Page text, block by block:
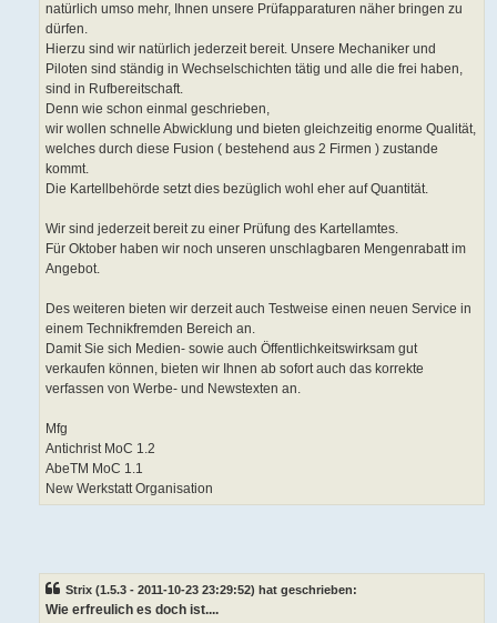
natürlich umso mehr, Ihnen unsere Prüfapparaturen näher bringen zu
dürfen.
Hierzu sind wir natürlich jederzeit bereit. Unsere Mechaniker und
Piloten sind ständig in Wechselschichten tätig und alle die frei haben,
sind in Rufbereitschaft.
Denn wie schon einmal geschrieben,
wir wollen schnelle Abwicklung und bieten gleichzeitig enorme Qualität,
welches durch diese Fusion ( bestehend aus 2 Firmen ) zustande
kommt.
Die Kartellbehörde setzt dies bezüglich wohl eher auf Quantität.
Wir sind jederzeit bereit zu einer Prüfung des Kartellamtes.
Für Oktober haben wir noch unseren unschlagbaren Mengenrabatt im
Angebot.
Des weiteren bieten wir derzeit auch Testweise einen neuen Service in
einem Technikfremden Bereich an.
Damit Sie sich Medien- sowie auch Öffentlichkeitswirksam gut
verkaufen können, bieten wir Ihnen ab sofort auch das korrekte
verfassen von Werbe- und Newstexten an.
Mfg
Antichrist MoC 1.2
AbeTM MoC 1.1
New Werkstatt Organisation
Strix (1.5.3 - 2011-10-23 23:29:52) hat geschrieben:
Wie erfreulich es doch ist....